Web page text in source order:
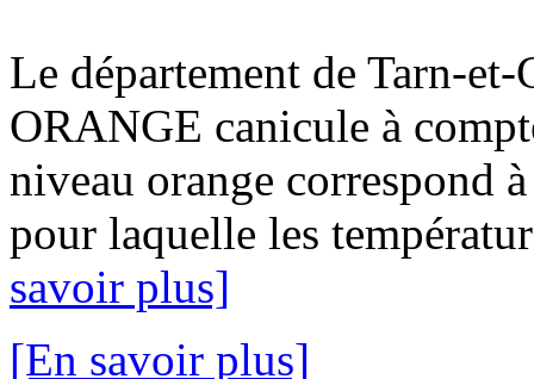
Le département de Tarn-
ORANGE canicule à
niveau orange correspond
pour laquelle les
savoir plus]
[En savoir plus]